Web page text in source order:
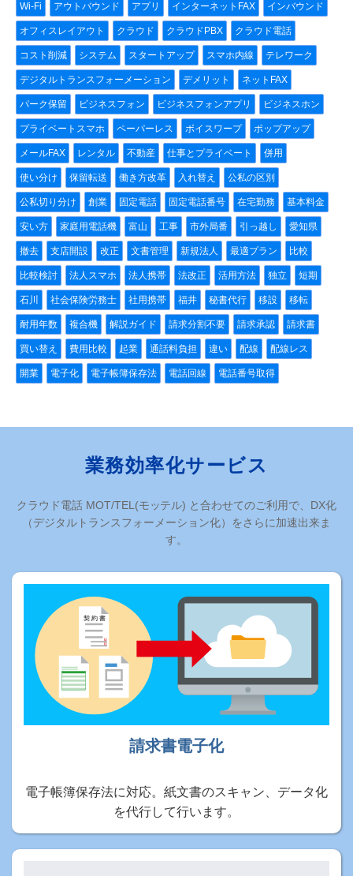
Wi-Fi アウトバウンド アプリ インターネットFAX インバウンド
オフィスレイアウト クラウド クラウドPBX クラウド電話
コスト削減 システム スタートアップ スマホ内線 テレワーク
デジタルトランスフォーメーション デメリット ネットFAX
パーク保留 ビジネスフォン ビジネスフォンアプリ ビジネスホン
プライベートスマホ ペーパーレス ボイスワープ ポップアップ
メールFAX レンタル 不動産 仕事とプライベート 併用
使い分け 保留転送 働き方改革 入れ替え 公私の区別
公私切り分け 創業 固定電話 固定電話番号 在宅勤務 基本料金
安い方 家庭用電話機 富山 工事 市外局番 引っ越し 愛知県
撤去 支店開設 改正 文書管理 新規法人 最適プラン 比較
比較検討 法人スマホ 法人携帯 法改正 活用方法 独立 短期
石川 社会保険労務士 社用携帯 福井 秘書代行 移設 移転
耐用年数 複合機 解説ガイド 請求分割不要 請求承認 請求書
買い替え 費用比較 起業 通話料負担 違い 配線 配線レス
開業 電子化 電子帳簿保存法 電話回線 電話番号取得
業務効率化サービス
クラウド電話 MOT/TEL(モッテル) と合わせてのご利用で、DX化
（デジタルトランスフォーメーション化）をさらに加速出来ま
す。
請求書電子化
電子帳簿保存法に対応。紙文書のスキャン、データ化
を代行して行います。